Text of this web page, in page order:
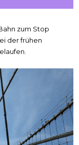
zum Stop
der frühen